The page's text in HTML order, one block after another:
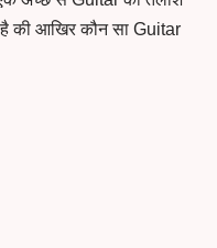
है की आखिर कौन सा Guitar